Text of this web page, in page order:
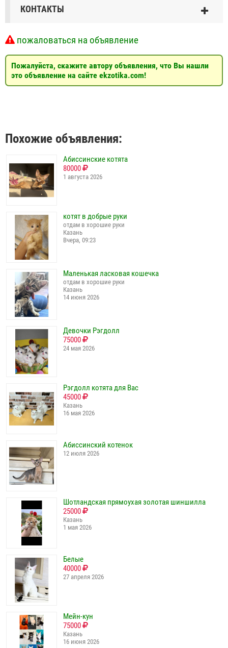
КОНТАКТЫ
пожаловаться на объявление
Пожалуйста, скажите автору объявления, что Вы нашли
это объявление на сайте ekzotika.com!
Похожие объявления:
Абиссинские котята
80000
1 августа 2026
котят в добрые руки
отдам в хорошие руки
Казань
Вчера, 09:23
Маленькая ласковая кошечка
отдам в хорошие руки
Казань
14 июня 2026
Девочки Рэгдолл
75000
24 мая 2026
Рэгдолл котята для Вас
45000
Казань
16 мая 2026
Абиссинский котенок
12 июля 2026
Шотландская прямоухая золотая шиншилла
25000
Казань
1 мая 2026
Белые
40000
27 апреля 2026
Мейн-кун
75000
Казань
16 июня 2026